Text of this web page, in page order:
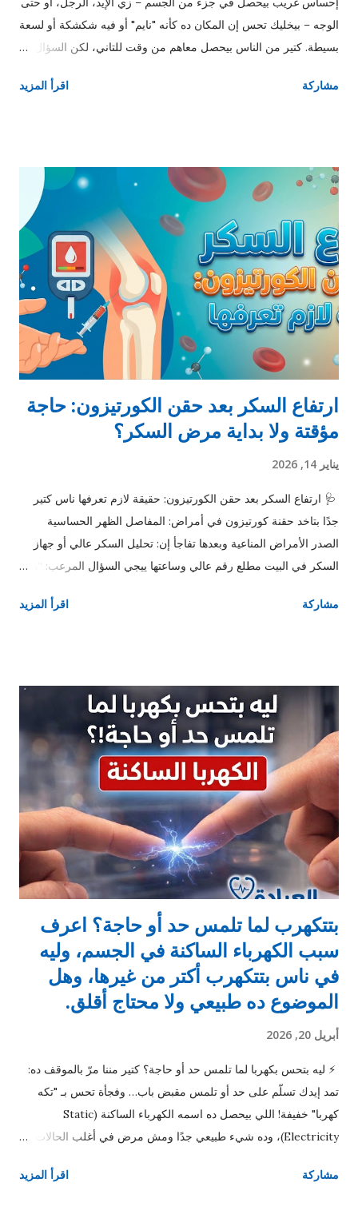
الوجه – بيخليك تحس إن المكان ده كأنه "نايم" أو فيه شكشكة أو لسعة
بسيطة. كتير من الناس بيحصل معاهم من وقت للتاني، لكن السؤال:
لو التنميل مفاجئ وفي نص الجسم بس. لو معاه ضعف أو صعوبة في
الدموية بتضعف مؤقتًا. 2. نقص فيتامينات (خصوصًا B12): فيتامين B12
مشاكل في العمود الفقري: زي الديسك أو الضغط على الأعصاب. 5.
القلق والتوتر: ممكن يسببوا تنميل أو وخز نتيجة شد العضلات وتوتر
الأعصاب. 6. أمراض عصبية أو مناعية: زي التهاب الأعصاب أو التصلب
المتعدد. 7. الجلطات: التنميل المفاجئ في نصف الجسم مع أعراض
أخرى...
مشاركة اقرأ المزيد
ارتفاع السكر بعد حقن الكورتيزون: حاجة
مؤقتة ولا بداية مرض السكر؟
يناير 14, 2026
🩺 ارتفاع السكر بعد حقن الكورتيزون: حقيقة لازم تعرفها ناس كتير
جدًا بتاخد حقنة كورتيزون في أمراض: المفاصل الظهر الحساسية
الصدر الأمراض المناعية وبعدها تفاجأ إن: تحليل السكر عالي أو جهاز
السكر في البيت مطلع رقم عالي وساعتها ييجي السؤال المرعب: “هو
مؤقت في السكر بسبب الكورتيزون، مش مرض سكر دائم. 🔹 يعني
الدرجة والمدة بتختلف. 🔹 الكورتيزون بيرفع السكر إزاي؟ الكورتيزون
بيعمل 3 حاجات مهمين: يخلي الكبد يطلع سكر أكتر يقلل تأثير
الإنسولين يخلي الخلايا كسلانة في استخدام السكر فالنتيجة: السكر
يعلى في الدم حتى لو البنكرياس سليم وده سبب شائع جدًا لارتفاع
السكر المفاجئ بعد الحقن. 🔹 هل كل حقن الكورتيزون ترفع السكر؟
لا، بس: كل ما الجرعة أعلى وكل ما المفعول أطول وكل ما المريض
عنده استعداد الاحتمال يزيد 👉 أكتر أنواع بتعمل كده: حقن الم...
مشاركة اقرأ المزيد
بتتكهرب لما تلمس حد أو حاجة؟ اعرف
سبب الكهرباء الساكنة في الجسم، وليه
في ناس بتتكهرب أكتر من غيرها، وهل
الموضوع ده طبيعي ولا محتاج أقلق.
أبريل 20, 2026
⚡ ليه بتحس بكهربا لما تلمس حد أو حاجة؟ كتير مننا مرّ بالموقف ده:
تمد إيدك تسلّم على حد أو تلمس مقبض باب… وفجأة تحس بـ "تكه
كهربا" خفيفة! اللي بيحصل ده اسمه الكهرباء الساكنة (Static
Electricity)، وده شيء طبيعي جدًا ومش مرض في أغلب الحالات. ⚡
كهربائية على سطح الجسم. جسمك بيجمع شحنات كهربائية بسبب
مشاركة اقرأ المزيد